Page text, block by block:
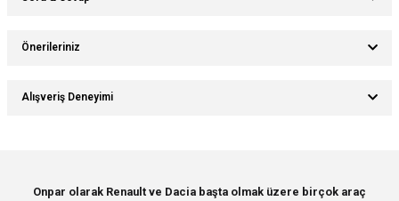
Önerileriniz
Bu ürünün fiyat bilgisi, resim, ürün açıklamalarında ve diğer konularda
yetersiz gördüğünüz noktaları öneri formunu kullanarak tarafımıza
Ürün resmi kalitesiz, bozuk veya görüntülenemiyor.
Alışveriş Deneyimi
Onpar olarak Renault ve Dacia başta olmak üzere birçok araç